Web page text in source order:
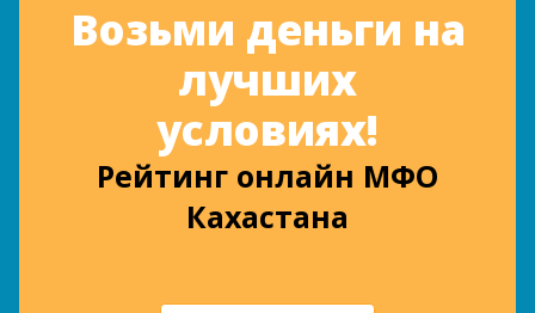
Возьми деньги на
лучших
условиях!
Рейтинг онлайн МФО
Кахастана